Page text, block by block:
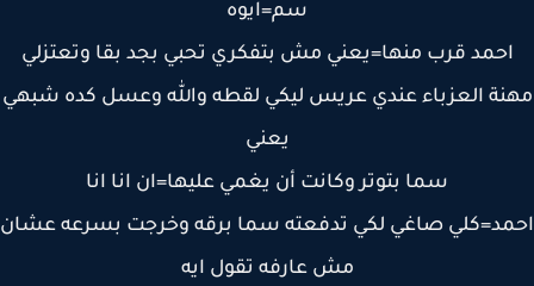
سم=ايوه
احمد قرب منها=يعني مش بتفكري تحبي بجد بقا وتعتزلي
العزباء عندي عريس ليكي لقطه والله وعسل كده شبهي
يعني
سما بتوتر وكانت أن يغمي عليها=ان انا انا
صاغي لكي تدفعته سما برقه وخرجت بسرعه عشان
مش عارفه تقول ايه